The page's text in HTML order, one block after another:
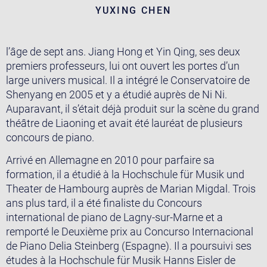
YUXING CHEN
l’âge de sept ans. Jiang Hong et Yin Qing, ses deux
premiers professeurs, lui ont ouvert les portes d’un
large univers musical. Il a intégré le Conservatoire de
Shenyang en 2005 et y a étudié auprès de Ni Ni.
Auparavant, il s’était déjà produit sur la scène du grand
théâtre de Liaoning et avait été lauréat de plusieurs
concours de piano.
Arrivé en Allemagne en 2010 pour parfaire sa
formation, il a étudié à la Hochschule für Musik und
Theater de Hambourg auprès de Marian Migdal. Trois
ans plus tard, il a été finaliste du Concours
international de piano de Lagny-sur-Marne et a
remporté le Deuxième prix au Concurso Internacional
de Piano Delia Steinberg (Espagne). Il a poursuivi ses
études à la Hochschule für Musik Hanns Eisler de